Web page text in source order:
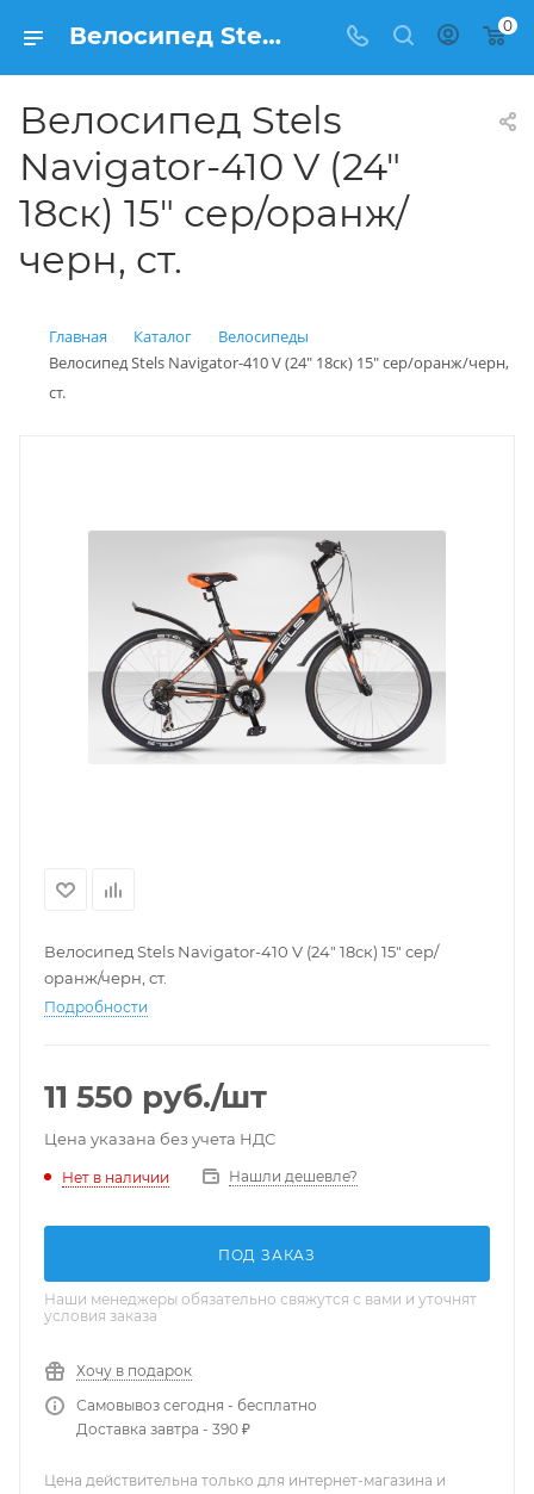
Велосипед Stels Navigator-410 V (24" 18ск) 15" сер/оранж/черн, ст. купить: цена 11 550 рублей в Балашихе | Интернет магазин Вело150 0
Велосипед Stels
Navigator-410 V (24"
18ск) 15" сер/оранж/
черн, ст.
Главная Каталог
Велосипеды
Велосипед Stels Navigator-410 V (24" 18ск) 15" сер/оранж/черн,
ст.
Велосипед Stels Navigator-410 V (24" 18ск) 15" сер/
оранж/черн, ст.
Подробности
11 550 руб./шт
Цена указана без учета НДС
Нет в наличии Нашли дешевле?
ПОД ЗАКАЗ
Наши менеджеры обязательно свяжутся с вами и уточнят
условия заказа
Хочу в подарок
Самовывоз сегодня - бесплатно
Доставка завтра - 390 ₽
Цена действительна только для интернет-магазина и